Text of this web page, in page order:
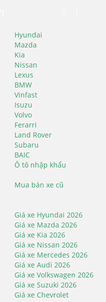
Hyundai
Mazda
Kia
Nissan
Lexus
BMW
Vinfast
Isuzu
Volvo
Ferarri
Land Rover
Subaru
BAIC
Ô tô nhập khẩu
Mua bán xe cũ
Giá xe Hyundai 2026
Giá xe Mazda 2026
Giá xe Kia 2026
Giá xe Nissan 2026
Giá xe Mercedes 2026
Giá xe Audi 2026
Giá xe Volkswagen 2026
Giá xe Suzuki 2026
Giá xe Chevrolet